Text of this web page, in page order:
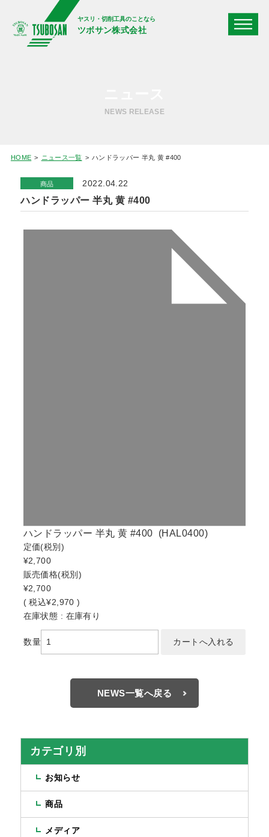
ヤスリ・切削工具のことなら
ツボサン株式会社
NEWS RELEASE
HOME ニュース一覧 ハンドラッパー 半丸 黄 #400
商品 2022.04.22
ハンドラッパー 半丸 黄 #400
ハンドラッパー 半丸 黄 #400 (HAL0400)
定価(税別)
¥2,700
販売価格(税別)
¥2,700
(税込¥2,970 )
在庫状態 : 在庫有り
数量
NEWS一覧へ戻る
カテゴリ別
お知らせ
商品
メディア